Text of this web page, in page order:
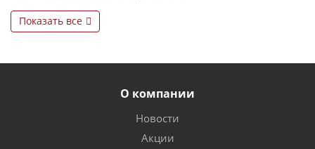
Показать все
О компании
Новости
Акции